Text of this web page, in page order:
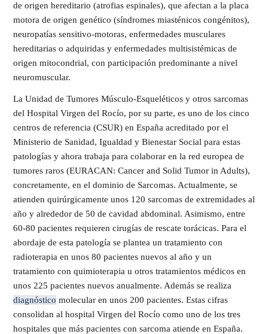
de origen hereditario (atrofias espinales), que afectan a la placa
motora de origen genético (síndromes miasténicos congénitos),
neuropatías sensitivo-motoras, enfermedades musculares
hereditarias o adquiridas y enfermedades multisistémicas de
origen mitocondrial, con participación predominante a nivel
neuromuscular.
La Unidad de Tumores Músculo-Esqueléticos y otros sarcomas
del Hospital Virgen del Rocío, por su parte, es uno de los cinco
centros de referencia (CSUR) en España acreditado por el
Ministerio de Sanidad, Igualdad y Bienestar Social para estas
patologías y ahora trabaja para colaborar en la red europea de
tumores raros (EURACAN: Cancer and Solid Tumor in Adults),
concretamente, en el dominio de Sarcomas. Actualmente, se
atienden quirúrgicamente unos 120 sarcomas de extremidades al
año y alrededor de 50 de cavidad abdominal. Asimismo, entre
60-80 pacientes requieren cirugías de rescate torácicas. Para el
abordaje de esta patología se plantea un tratamiento con
radioterapia en unos 80 pacientes nuevos al año y un
tratamiento con quimioterapia u otros tratamientos médicos en
unos 225 pacientes nuevos anualmente. Además se realiza
diagnóstico molecular en unos 200 pacientes. Estas cifras
consolidan al hospital Virgen del Rocío como uno de los tres
hospitales que más pacientes con sarcoma atiende en España.